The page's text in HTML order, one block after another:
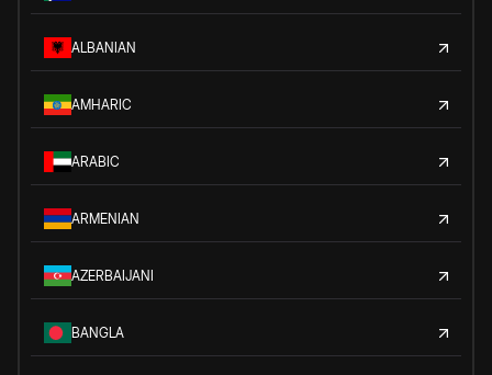
ALBANIAN
AMHARIC
ARABIC
ARMENIAN
AZERBAIJANI
BANGLA